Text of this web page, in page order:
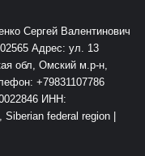
Сергей Валентинович
Адрес: ул. 13
обл, Омский м.р-н,
+79831107786
ИНН:
federal region |